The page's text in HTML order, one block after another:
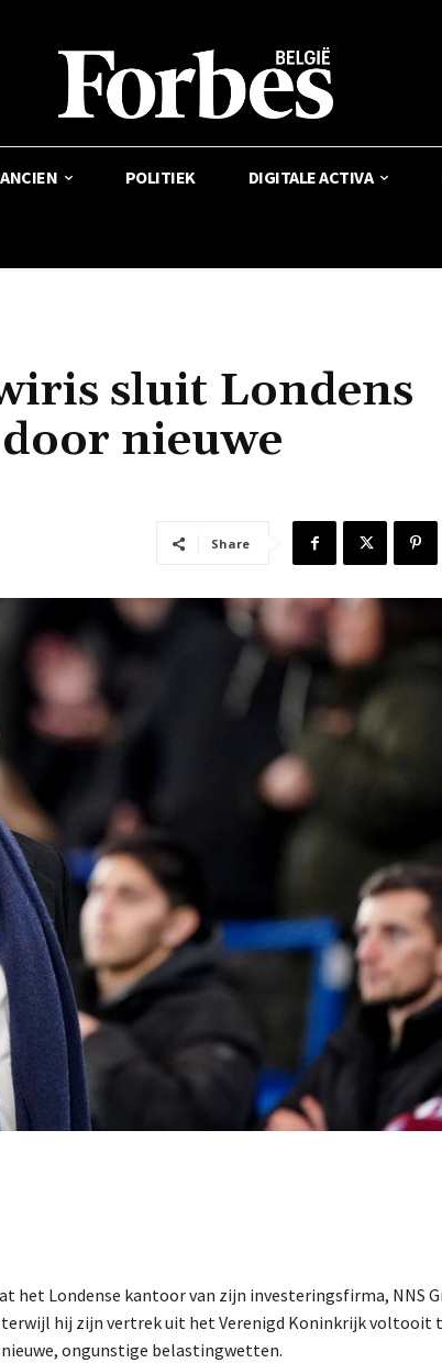
POLITIEK DIGITALE ACTIVA
sluit Londens
nieuwe
Share
het Londense kantoor van zijn investeringsfirma, NNS
terwijl hij zijn vertrek uit het Verenigd Koninkrijk voltooit
ongunstige belastingwetten.